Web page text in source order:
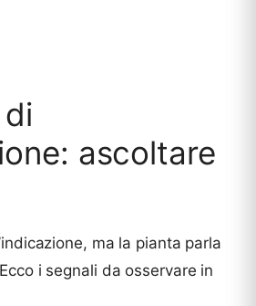
ascoltare
ma la pianta parla
i segnali da osservare in